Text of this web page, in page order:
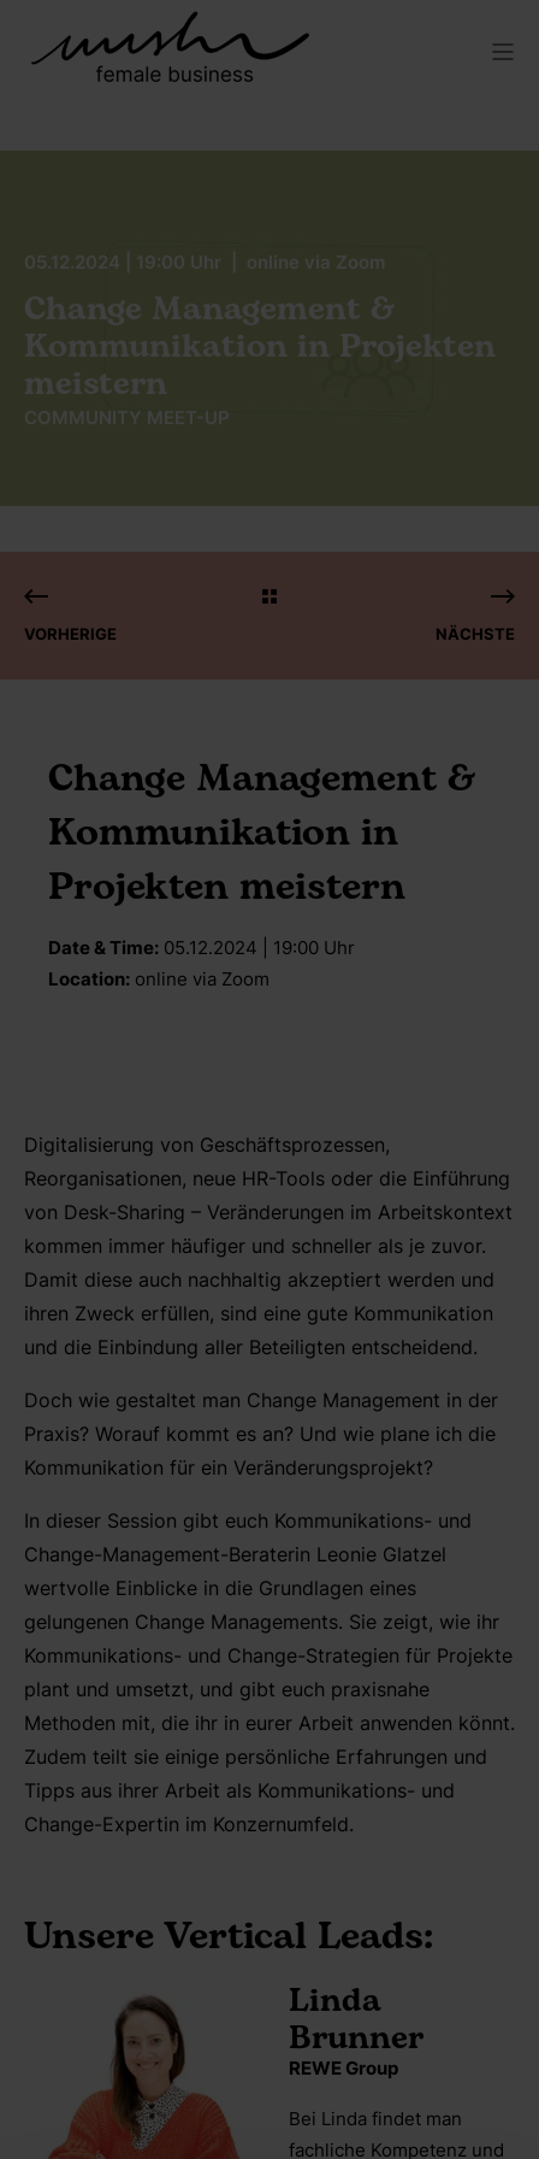
05.12.2024 | 19:00 Uhr | online via Zoom
Change Management &
Kommunikation in Projekten
meistern
COMMUNITY MEET-UP
VORHERIGE NÄCHSTE
Change Management &
Kommunikation in
Projekten meistern
Date & Time: 05.12.2024 | 19:00 Uhr
Location: online via Zoom
Digitalisierung von Geschäftsprozessen,
Reorganisationen, neue HR-Tools oder die Einführung
von Desk-Sharing – Veränderungen im Arbeitskontext
kommen immer häufiger und schneller als je zuvor.
Damit diese auch nachhaltig akzeptiert werden und
ihren Zweck erfüllen, sind eine gute Kommunikation
und die Einbindung aller Beteiligten entscheidend.
Doch wie gestaltet man Change Management in der
Praxis? Worauf kommt es an? Und wie plane ich die
Kommunikation für ein Veränderungsprojekt?
In dieser Session gibt euch Kommunikations- und
Change-Management-Beraterin Leonie Glatzel
wertvolle Einblicke in die Grundlagen eines
gelungenen Change Managements. Sie zeigt, wie ihr
Kommunikations- und Change-Strategien für Projekte
plant und umsetzt, und gibt euch praxisnahe
Methoden mit, die ihr in eurer Arbeit anwenden könnt.
Zudem teilt sie einige persönliche Erfahrungen und
Tipps aus ihrer Arbeit als Kommunikations- und
Change-Expertin im Konzernumfeld.
Unsere Vertical Leads:
Linda
Brunner
REWE Group
Bei Linda findet man
fachliche Kompetenz und